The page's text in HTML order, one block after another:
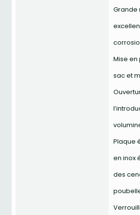
Grande
Mise
sac et
Plaque
en inox
des